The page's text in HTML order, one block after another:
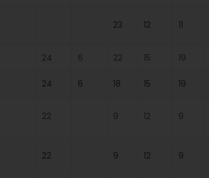
23 12 11
24 6 22 15 19
24 6 18 15 19
22 9 12 9
22 9 12 9